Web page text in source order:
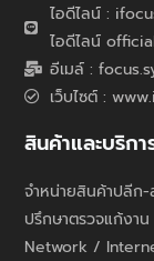
ไอดีไลน์ :
ไอดีไลน์
อีเมล์ :
เว็บไซต์ :
สินค้าและบริกา
จำหน่ายสินค้าปลี
ปรึกษาตรวจแก้งา
Network /